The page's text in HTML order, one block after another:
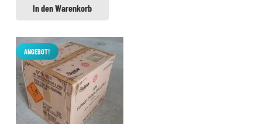
In den Warenkorb
ANGEBOT!